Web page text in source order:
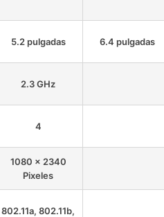
5.2 pulgadas 6.4 pulgadas
2.3 GHz
4
1080 x 2340
Pixeles
802.11a, 802.11b,